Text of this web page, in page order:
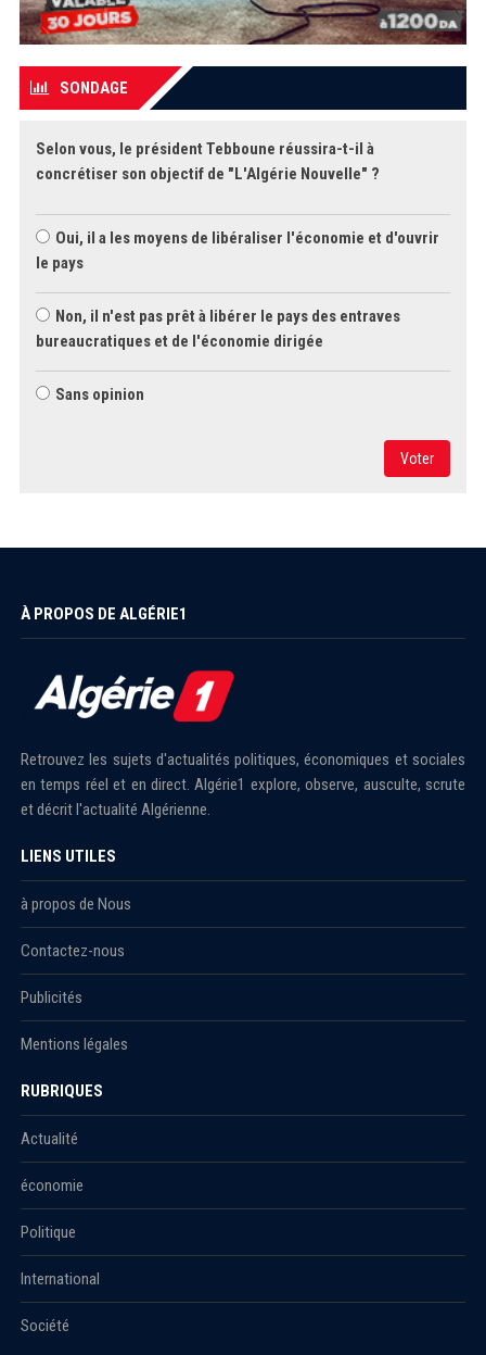
SONDAGE
Selon vous, le président Tebboune réussira-t-il à
concrétiser son objectif de "L'Algérie Nouvelle" ?
Oui, il a les moyens de libéraliser l'économie et d'ouvrir
le pays
Non, il n'est pas prêt à libérer le pays des entraves
bureaucratiques et de l'économie dirigée
Sans opinion
Voter
À PROPOS DE ALGÉRIE1
Retrouvez les sujets d'actualités politiques, économiques et sociales
en temps réel et en direct. Algérie1 explore, observe, ausculte, scrute
et décrit l'actualité Algérienne.
LIENS UTILES
à propos de Nous
Contactez-nous
Publicités
Mentions légales
RUBRIQUES
Actualité
économie
Politique
International
Société